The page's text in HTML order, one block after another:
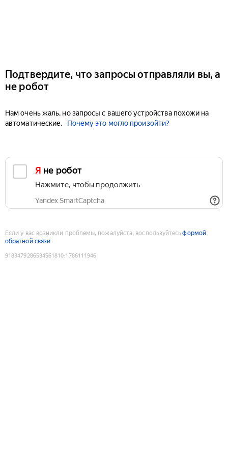
Подтвердите, что запросы отправляли вы, а
не робот
Нам очень жаль, но запросы с вашего устройства похожи на
автоматические.
Почему это могло произойти?
Я не робот
Нажмите, чтобы продолжить
Yandex SmartCaptcha
Если у вас возникли проблемы, пожалуйста, воспользуйтесьформой
обратной связи
9183479286534561810:1786111946